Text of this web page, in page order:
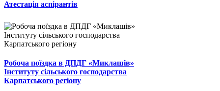
Атестація аспірантів
Робоча поїздка в ДПДГ «Миклашів»
Інституту сільського господарства
Карпатського регіону